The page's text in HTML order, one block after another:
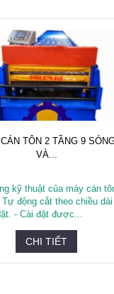
TÔN 2 TẦNG 9
VÀ...
kỹ thuật của máy cán
Tự động cắt theo chiều dài
- Cài đặt được...
CHI TIẾT